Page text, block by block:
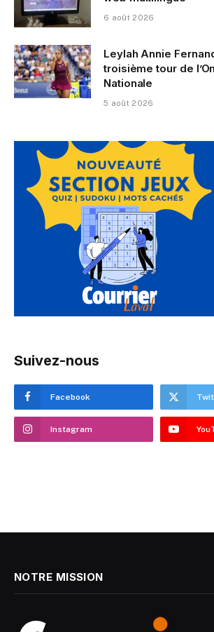
6 août 2026
Leylah Annie
troisième tour de
Nationale
5 août 2026
Suivez-nous
Facebook
Instagram
NOTRE MISSION